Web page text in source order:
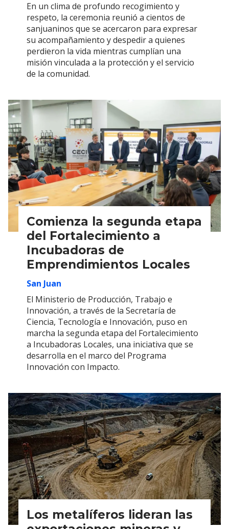
En un clima de profundo recogimiento y
respeto, la ceremonia reunió a cientos de
sanjuaninos que se acercaron para expresar
su acompañamiento y despedir a quienes
perdieron la vida mientras cumplían una
misión vinculada a la protección y el servicio
de la comunidad.
Comienza la segunda etapa
del Fortalecimiento a
Incubadoras de
Emprendimientos Locales
San Juan
El Ministerio de Producción, Trabajo e
Innovación, a través de la Secretaría de
Ciencia, Tecnología e Innovación, puso en
marcha la segunda etapa del Fortalecimiento
a Incubadoras Locales, una iniciativa que se
desarrolla en el marco del Programa
Innovación con Impacto.
Los metalíferos lideran las